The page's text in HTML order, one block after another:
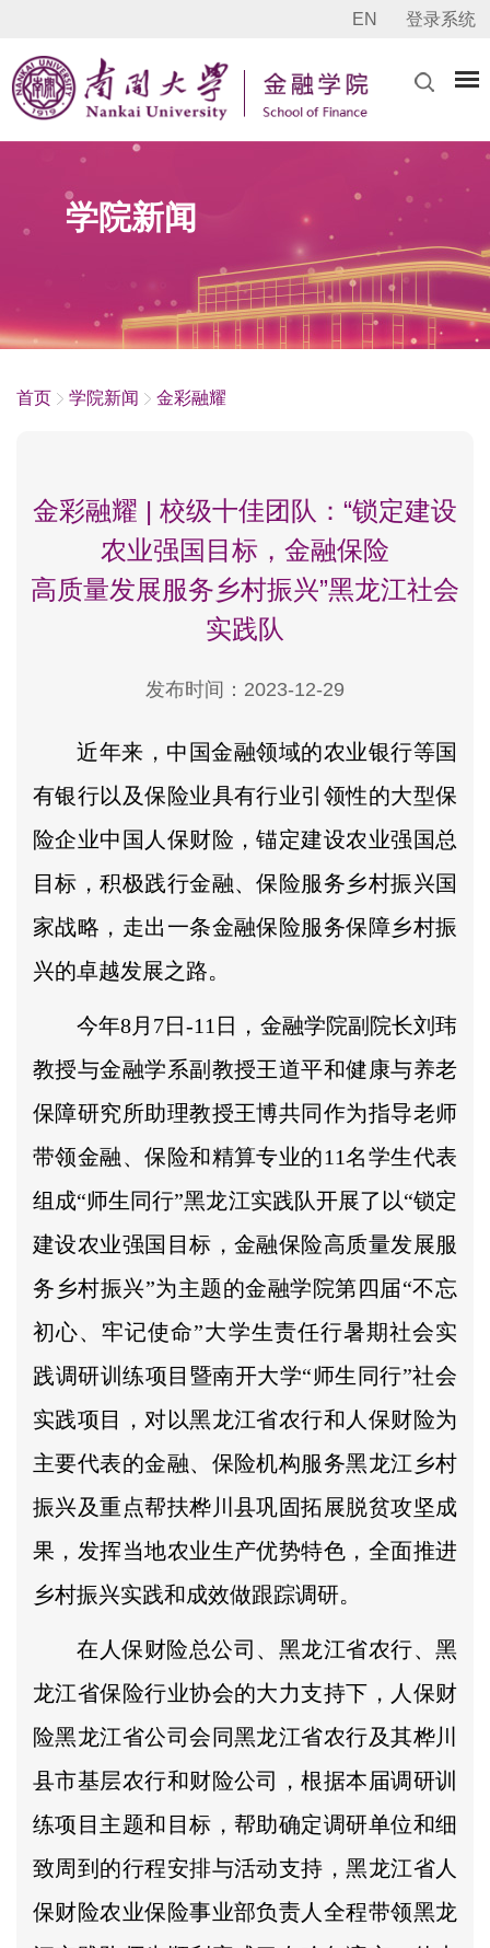
EN 登录系统
学院新闻
首页 学院新闻 金彩融耀
金彩融耀 | 校级十佳团队：“锁定建设
农业强国目标，金融保险
高质量发展服务乡村振兴”黑龙江社会
实践队
发布时间：2023-12-29
近年来，中国金融领域的农业银行等国
有银行以及保险业具有行业引领性的大型保
险企业中国人保财险，锚定建设农业强国总
目标，积极践行金融、保险服务乡村振兴国
家战略，走出一条金融保险服务保障乡村振
兴的卓越发展之路。
今年8月7日-11日，金融学院副院长刘玮
教授与金融学系副教授王道平和健康与养老
保障研究所助理教授王博共同作为指导老师
带领金融、保险和精算专业的11名学生代表
组成“师生同行”黑龙江实践队开展了以“锁定
建设农业强国目标，金融保险高质量发展服
务乡村振兴”为主题的金融学院第四届“不忘
初心、牢记使命”大学生责任行暑期社会实
践调研训练项目暨南开大学“师生同行”社会
实践项目，对以黑龙江省农行和人保财险为
主要代表的金融、保险机构服务黑龙江乡村
振兴及重点帮扶桦川县巩固拓展脱贫攻坚成
果，发挥当地农业生产优势特色，全面推进
乡村振兴实践和成效做跟踪调研。
在人保财险总公司、黑龙江省农行、黑
龙江省保险行业协会的大力支持下，人保财
险黑龙江省公司会同黑龙江省农行及其桦川
县市基层农行和财险公司，根据本届调研训
练项目主题和目标，帮助确定调研单位和细
致周到的行程安排与活动支持，黑龙江省人
保财险农业保险事业部负责人全程带领黑龙